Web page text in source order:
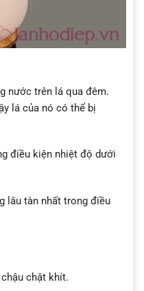
nước trên lá qua đêm.
lá của nó có thể bị
điều kiện nhiệt độ dưới
lâu tàn nhất trong điều
chặt khít.